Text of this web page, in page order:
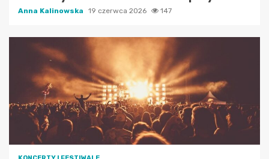
Anna Kalinowska 19 czerwca 2026 147